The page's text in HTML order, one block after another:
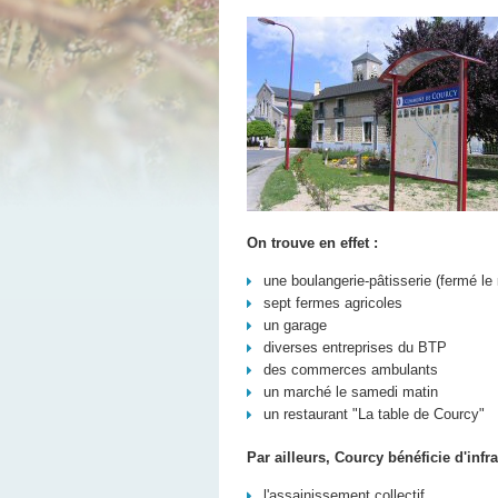
On trouve en effet :
une boulangerie-pâtisserie (fermé le
sept fermes agricoles
un garage
diverses entreprises du BTP
des commerces ambulants
un marché le samedi matin
un restaurant "La table de Courcy"
Par ailleurs, Courcy bénéficie